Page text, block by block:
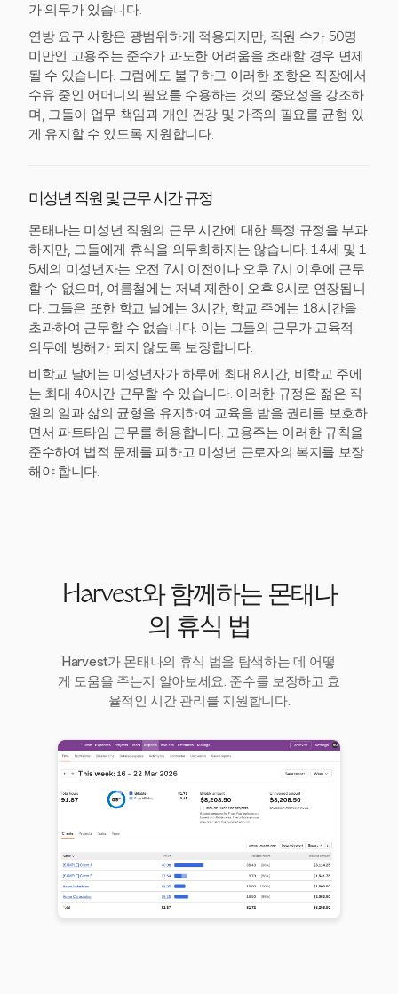
가 의무가 있습니다.
연방 요구 사항은 광범위하게 적용되지만, 직원 수가 50명
미만인 고용주는 준수가 과도한 어려움을 초래할 경우 면제
될 수 있습니다. 그럼에도 불구하고 이러한 조항은 직장에서
수유 중인 어머니의 필요를 수용하는 것의 중요성을 강조하
며, 그들이 업무 책임과 개인 건강 및 가족의 필요를 균형 있
게 유지할 수 있도록 지원합니다.
미성년 직원 및 근무 시간 규정
몬태나는 미성년 직원의 근무 시간에 대한 특정 규정을 부과
하지만, 그들에게 휴식을 의무화하지는 않습니다. 14세 및 1
5세의 미성년자는 오전 7시 이전이나 오후 7시 이후에 근무
할 수 없으며, 여름철에는 저녁 제한이 오후 9시로 연장됩니
다. 그들은 또한 학교 날에는 3시간, 학교 주에는 18시간을
초과하여 근무할 수 없습니다. 이는 그들의 근무가 교육적
의무에 방해가 되지 않도록 보장합니다.
비학교 날에는 미성년자가 하루에 최대 8시간, 비학교 주에
는 최대 40시간 근무할 수 있습니다. 이러한 규정은 젊은 직
원의 일과 삶의 균형을 유지하여 교육을 받을 권리를 보호하
면서 파트타임 근무를 허용합니다. 고용주는 이러한 규칙을
준수하여 법적 문제를 피하고 미성년 근로자의 복지를 보장
해야 합니다.
Harvest와 함께하는 몬태나
의 휴식 법
Harvest가 몬태나의 휴식 법을 탐색하는 데 어떻
게 도움을 주는지 알아보세요. 준수를 보장하고 효
율적인 시간 관리를 지원합니다.